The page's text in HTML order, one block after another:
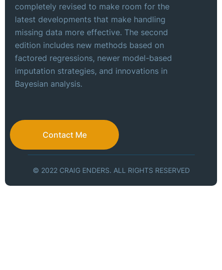
completely revised to make room for the
latest developments that make handling
missing data more effective. The second
edition includes new methods based on
factored regressions, newer model-based
imputation strategies, and innovations in
Bayesian analysis.
Contact Me
© 2022 CRAIG ENDERS. ALL RIGHTS RESERVED